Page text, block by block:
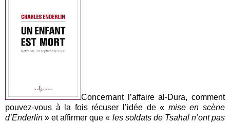
Concernant l’affaire al-Dura, comment
pouvez-vous à la fois récuser l’idée de « mise en scène
d’Enderlin » et affirmer que « les soldats de Tsahal n’ont pas